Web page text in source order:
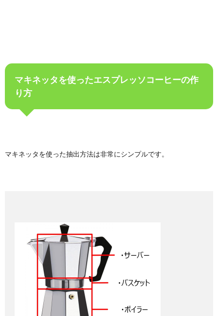
マキネッタを使ったエスプレッソコーヒーの作
り方
マキネッタを使った抽出方法は非常にシンプルです。